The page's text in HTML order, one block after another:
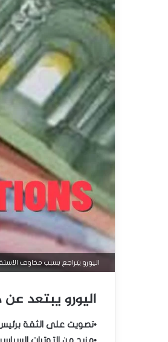
اليورو يتراجع بسبب مخاوف
اليورو يبتعد عن ذروة 5 أسابيع قبل تصويت
•تصويت على الثقة برئيس
•مزيد من التوترات